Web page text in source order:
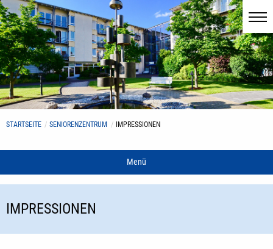
STARTSEITE SENIORENZENTRUM IMPRESSIONEN
Menü
IMPRESSIONEN